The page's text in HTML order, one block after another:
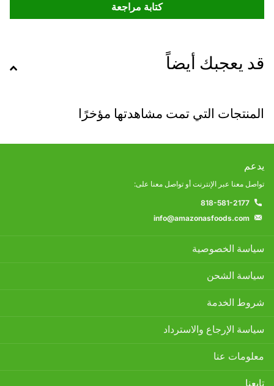
كتابة مراجعة
قد يعجبك أيضاً
المنتجات التي تمت مشاهدتها مؤخرًا
يدعم
تواصل معنا عبر الإنترنت أو تواصل معنا على:
818-581-2177
info@amazonasfoods.com
سياسة الخصوصية
سياسة الشحن
شروط الخدمة
سياسة الإرجاع والاسترداد
معلومات عنا